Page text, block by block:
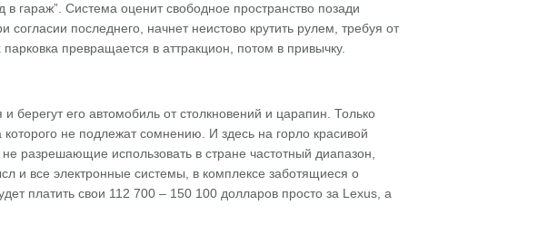
гараж”. Система оценит свободное пространство позади
последнего, начнет неистово крутить рулем, требуя от
превращается в аттракцион, потом в привычку.
его автомобиль от столкновений и царапин. Только
не подлежат сомнению. И здесь на горло красивой
разрешающие использовать в стране частотный диапазон,
и все электронные системы, в комплексе заботящиеся о
платить свои 112 700 – 150 100 долларов просто за Lexus, а